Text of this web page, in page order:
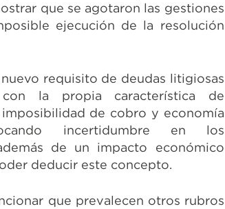
que se agotaron las gestiones
ejecución de la resolución
requisito de deudas litigiosas
la propia característica de
de cobro y economía
incertidumbre en los
de un impacto económico
deducir este concepto.
que prevalecen otros rubros